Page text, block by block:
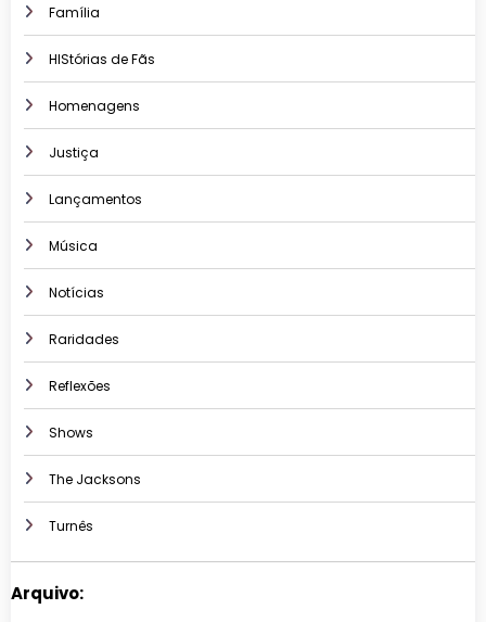
Família
HIStórias de Fãs
Homenagens
Justiça
Lançamentos
Música
Notícias
Raridades
Reflexões
Shows
The Jacksons
Turnês
Arquivo: